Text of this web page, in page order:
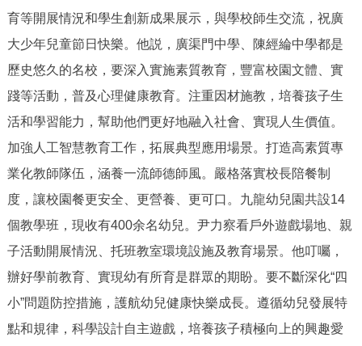
仲介服務 陽光政務
政民互動
參與調查 線上訪談 圖説互動
走進北京
綠色北京 圖説北京 視頻北京
育等開展情況和學生創新成果展示，與學校師生交流，祝廣
大少年兒童節日快樂。他説，廣渠門中學、陳經綸中學都是
歷史悠久的名校，要深入實施素質教育，豐富校園文體、實
踐等活動，普及心理健康教育。注重因材施教，培養孩子生
活和學習能力，幫助他們更好地融入社會、實現人生價值。
加強人工智慧教育工作，拓展典型應用場景。打造高素質專
業化教師隊伍，涵養一流師德師風。嚴格落實校長陪餐制
度，讓校園餐更安全、更營養、更可口。九龍幼兒園共設14
個教學班，現收有400余名幼兒。尹力察看戶外遊戲場地、親
子活動開展情況、托班教室環境設施及教育場景。他叮囑，
辦好學前教育、實現幼有所育是群眾的期盼。要不斷深化“四
小”問題防控措施，護航幼兒健康快樂成長。遵循幼兒發展特
點和規律，科學設計自主遊戲，培養孩子積極向上的興趣愛